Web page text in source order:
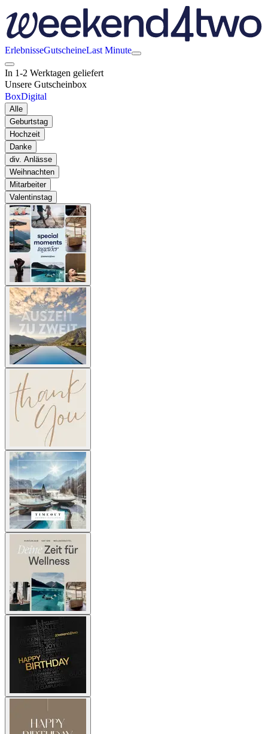
ErlebnisseGutscheineLast Minute
In 1-2 Werktagen geliefert
Unsere Gutscheinbox
BoxDigital
Alle
Geburtstag
Hochzeit
Danke
div. Anlässe
Weihnachten
Mitarbeiter
Valentinstag